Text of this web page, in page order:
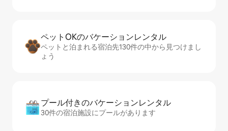
ペットOKのバ⁠ケ⁠ー⁠シ⁠ョ⁠ンレ⁠ン⁠タ⁠ル
ペットと泊まれる宿泊先130件の中から見つけまし
ょう
プール付きのバ⁠ケ⁠ー⁠シ⁠ョ⁠ンレ⁠ン⁠タ⁠ル
30件の宿泊施設にプールがあります